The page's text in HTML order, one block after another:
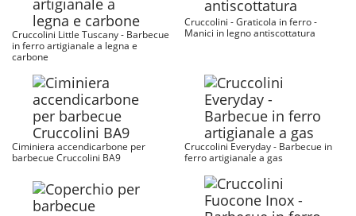
Cruccolini Little Tuscany - Barbecue
in ferro artigianale a legna e
carbone
Cruccolini - Graticola in ferro -
Manici in legno antiscottatura
Ciminiera accendicarbone per
barbecue Cruccolini BA9
Cruccolini Everyday - Barbecue in
ferro artigianale a gas